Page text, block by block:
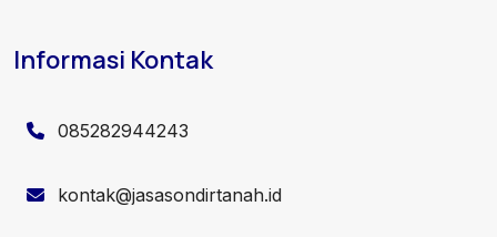
Informasi Kontak
085282944243
kontak@jasasondirtanah.id